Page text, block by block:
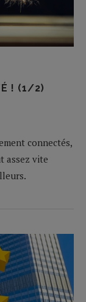
! (1/2)
connectés,
assez vite